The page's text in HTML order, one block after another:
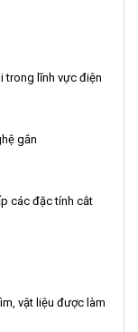
trong lĩnh vực điện
gắn
các đặc tính cắt
vật liệu được làm